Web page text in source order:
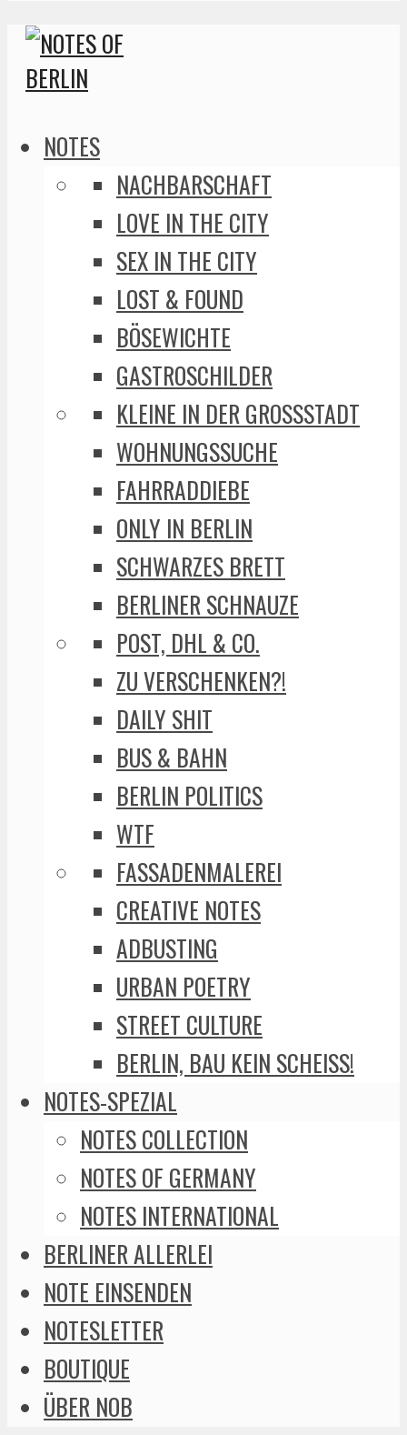
NOTES
NACHBARSCHAFT
LOVE IN THE CITY
SEX IN THE CITY
LOST & FOUND
BÖSEWICHTE
GASTROSCHILDER
KLEINE IN DER GROSSSTADT
WOHNUNGSSUCHE
FAHRRADDIEBE
ONLY IN BERLIN
SCHWARZES BRETT
BERLINER SCHNAUZE
POST, DHL & CO.
ZU VERSCHENKEN?!
DAILY SHIT
BUS & BAHN
BERLIN POLITICS
WTF
FASSADENMALEREI
CREATIVE NOTES
ADBUSTING
URBAN POETRY
STREET CULTURE
BERLIN, BAU KEIN SCHEISS!
NOTES-SPEZIAL
NOTES COLLECTION
NOTES OF GERMANY
NOTES INTERNATIONAL
BERLINER ALLERLEI
NOTE EINSENDEN
NOTESLETTER
BOUTIQUE
ÜBER NOB